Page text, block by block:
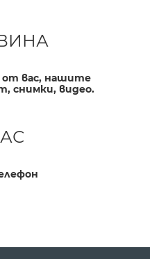
от вас, нашите
снимки, видео.